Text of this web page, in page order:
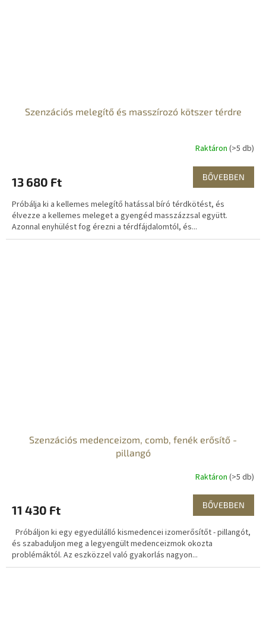
Szenzációs melegítő és masszírozó kötszer térdre
Raktáron (>5 db)
13 680 Ft BŐVEBBEN
Próbálja ki a kellemes melegítő hatással bíró térdkötést, és
élvezze a kellemes meleget a gyengéd masszázzsal együtt.
Azonnal enyhülést fog érezni a térdfájdalomtól, és...
Szenzációs medenceizom, comb, fenék erősítő -
pillangó
Raktáron (>5 db)
11 430 Ft BŐVEBBEN
Próbáljon ki egy egyedülálló kismedencei izomerősítőt - pillangót,
és szabaduljon meg a legyengült medenceizmok okozta
problémáktól. Az eszközzel való gyakorlás nagyon...